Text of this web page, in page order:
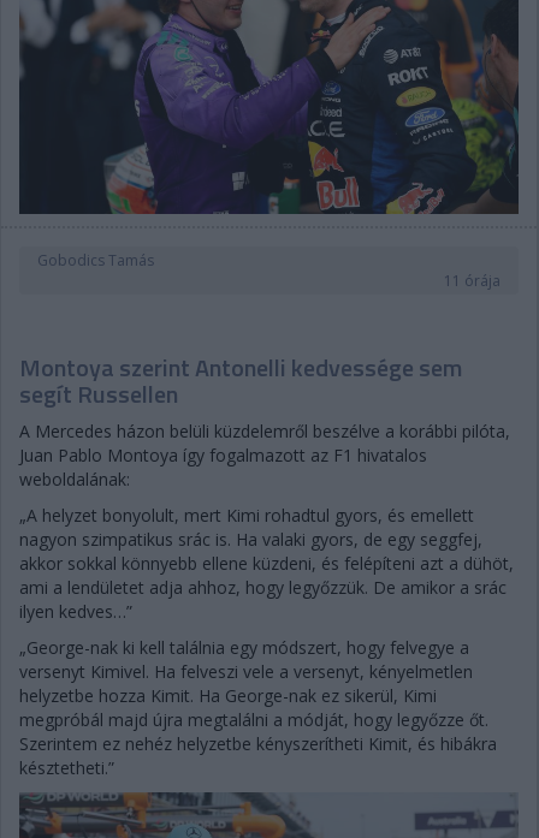
Gobodics Tamás
11 órája
Montoya szerint Antonelli kedvessége sem
segít Russellen
A Mercedes házon belüli küzdelemről beszélve a korábbi pilóta,
Juan Pablo Montoya így fogalmazott az F1 hivatalos
weboldalának:
„A helyzet bonyolult, mert Kimi rohadtul gyors, és emellett
nagyon szimpatikus srác is. Ha valaki gyors, de egy seggfej,
akkor sokkal könnyebb ellene küzdeni, és felépíteni azt a dühöt,
ami a lendületet adja ahhoz, hogy legyőzzük. De amikor a srác
ilyen kedves…”
„George-nak ki kell találnia egy módszert, hogy felvegye a
versenyt Kimivel. Ha felveszi vele a versenyt, kényelmetlen
helyzetbe hozza Kimit. Ha George-nak ez sikerül, Kimi
megpróbál majd újra megtalálni a módját, hogy legyőzze őt.
Szerintem ez nehéz helyzetbe kényszerítheti Kimit, és hibákra
késztetheti.”